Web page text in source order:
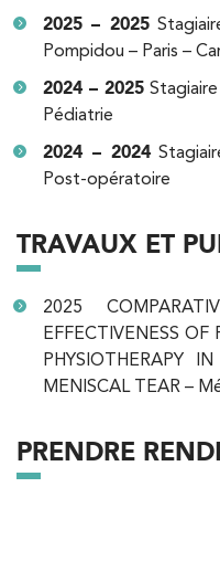
2025 – 2025
Pompidou – Paris –
2024 – 2025
Pédiatrie
2024 – 2024
Post-opératoire
TRAVAUX ET
2025
EFFECTIVENESS
PHYSIOTHERAPY
MENISCAL TEAR –
PRENDRE
Châtenay-
PRENDRE
PRENDRE
IK Paris 17 –
68 Av. de
PRENDRE
PRENDRE
Kinésithérapie
Kinésithérapie